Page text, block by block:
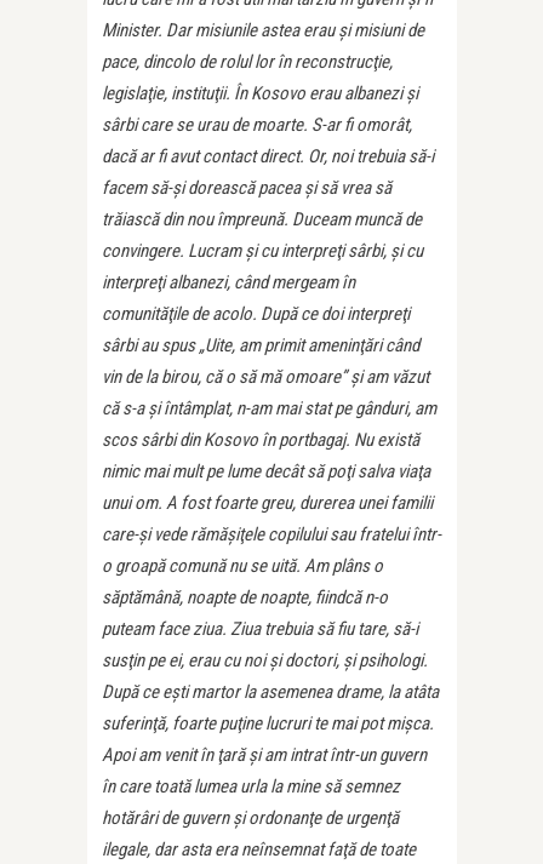
Mi­nister. Dar misiunile astea erau şi misiuni de
pace, din­colo de rolul lor în reconstrucţie,
legislaţie, insti­tuţii. În Kosovo erau albanezi şi
sârbi care se urau de moarte. S-ar fi omorât,
dacă ar fi avut contact direct. Or, noi trebuia să-i
facem să-şi dorească pacea şi să vrea să
trăiască din nou împreună. Duceam muncă de
convingere. Lucram şi cu interpreţi sârbi, şi cu
inter­preţi albanezi, când mergeam în
comunităţile de aco­lo. După ce doi interpreţi
sârbi au spus „Uite, am pri­mit ameninţări când
vin de la birou, că o să mă omoa­re” şi am văzut
că s-a şi întâmplat, n-am mai stat pe gânduri, am
scos sârbi din Kosovo în portbagaj. Nu există
nimic mai mult pe lume decât să poţi salva viaţa
unui om. A fost foarte greu, durerea unei familii
care-şi vede rămăşiţele copilului sau fratelui într-
o groapă comună nu se uită. Am plâns o
săptămână, noapte de noapte, fiindcă n-o
puteam face ziua. Ziua trebuia să fiu tare, să-i
susţin pe ei, erau cu noi şi doc­tori, şi psihologi.
După ce eşti martor la asemenea drame, la atâta
suferinţă, foarte puţine lucruri te mai pot mişca.
Apoi am venit în ţară şi am intrat într-un guvern
în care toată lumea urla la mine să semnez
hotărâri de guvern şi ordonanţe de urgenţă
ilegale, dar asta era neînsemnat faţă de toate